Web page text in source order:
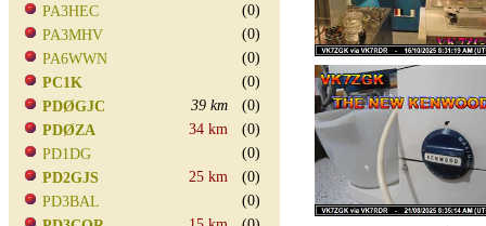
PA3HEC
(0)
PA3MHV
(0)
PA6WWN
(0)
PC1K
(0)
PDØGJC
39 km
(0)
PDØZA
34 km
(0)
PD1DG
(0)
PD2GJS
25 km
(0)
PD3BAL
(0)